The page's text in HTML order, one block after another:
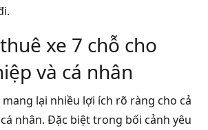
xe 7 chỗ cho
và cá nhân
mang lại nhiều lợi ích rõ ràng cho cả
nhân. Đặc biệt trong bối cảnh yêu